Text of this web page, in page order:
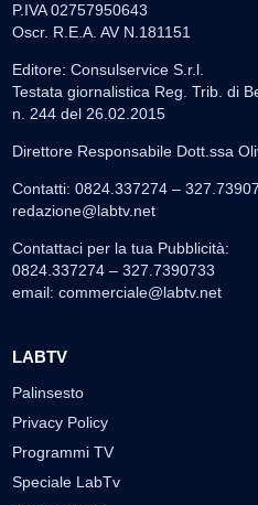
P.IVA 02757950643
Oscr. R.E.A. AV N.181151
Editore: Consulservice S.r.l.
Testata giornalistica Reg. Trib. di
n. 244 del 26.02.2015
Direttore Responsabile Dott.ssa
Contatti: 0824.337274 –
redazione@labtv.net
Contattaci per la tua Pubblicità:
0824.337274 – 327.7390733
email: commerciale@labtv.net
LABTV
Palinsesto
Privacy Policy
Programmi TV
Speciale LabTv